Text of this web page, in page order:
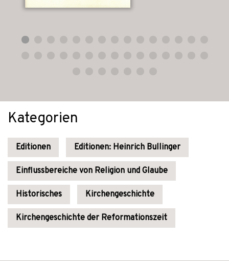
Kategorien
Editionen Editionen: Heinrich Bullinger
Einflussbereiche von Religion und Glaube
Historisches Kirchengeschichte
Kirchengeschichte der Reformationszeit